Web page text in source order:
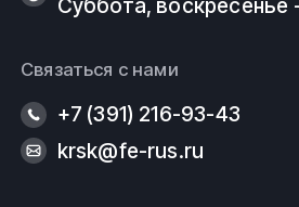
Связаться с нами
+7 (391) 216-93-43
krsk@fe-rus.ru